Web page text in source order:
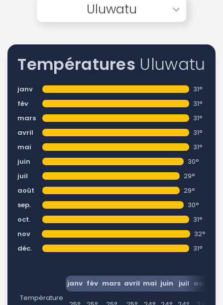
Uluwatu
Températures Uluwatu
janv
31°
fév
31°
mars
31°
avril
31°
mai
31°
juin
30°
juil
29°
août
29°
sep.
30°
oct.
31°
nov
32°
déc.
31°
janv fév mars avril mai juin juil août
Température